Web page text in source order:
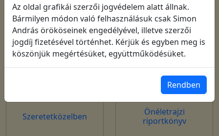
Szeretetközelben
Önéletrajzi
riportkönyv
Az oldal grafikái szerzői jogvédelem alatt állnak.
Bármilyen módon való felhasználásuk csak Simon
András örököseinek engedélyével, illetve szerzői
jogdíj fizetésével történhet. Kérjük és egyben meg is
köszönjük megértésüket, együttműködésüket.
Rendben